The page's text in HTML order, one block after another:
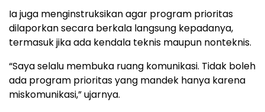
Ia juga menginstruksikan agar program prioritas
dilaporkan secara berkala langsung kepadanya,
termasuk jika ada kendala teknis maupun nonteknis.
“Saya selalu membuka ruang komunikasi. Tidak boleh
ada program prioritas yang mandek hanya karena
miskomunikasi,” ujarnya.